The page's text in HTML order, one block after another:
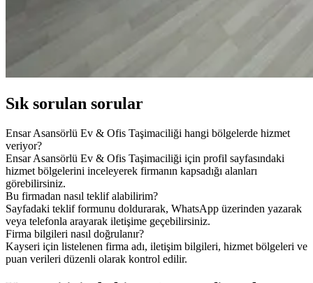
Sık sorulan sorular
Ensar Asansörlü Ev & Ofis Taşimaciliği hangi bölgelerde hizmet
veriyor?
Ensar Asansörlü Ev & Ofis Taşimaciliği için profil sayfasındaki
hizmet bölgelerini inceleyerek firmanın kapsadığı alanları
görebilirsiniz.
Bu firmadan nasıl teklif alabilirim?
Sayfadaki teklif formunu doldurarak, WhatsApp üzerinden yazarak
veya telefonla arayarak iletişime geçebilirsiniz.
Firma bilgileri nasıl doğrulanır?
Kayseri için listelenen firma adı, iletişim bilgileri, hizmet bölgeleri ve
puan verileri düzenli olarak kontrol edilir.